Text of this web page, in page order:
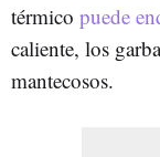
térmico puede
caliente, los
mantecosos.